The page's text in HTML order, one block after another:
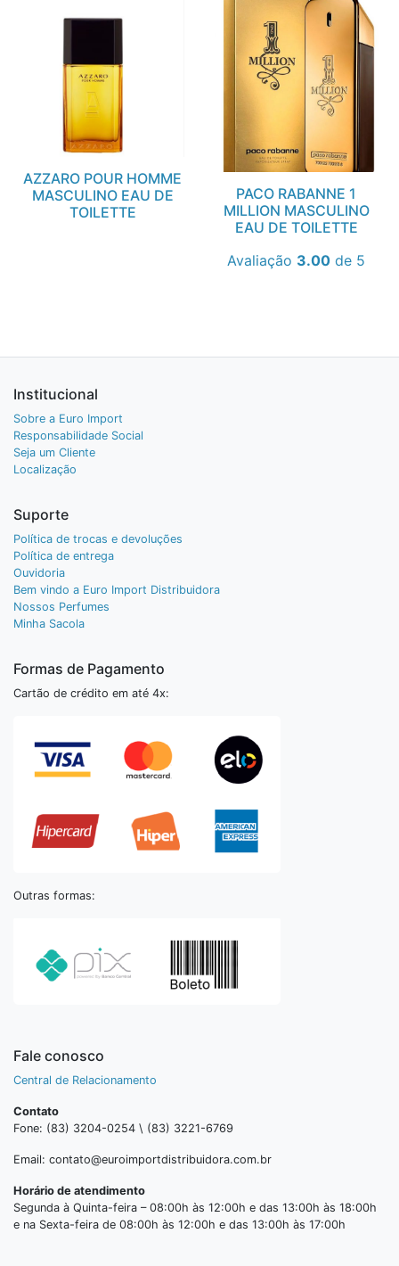
AZZARO POUR HOMME
MASCULINO EAU DE
TOILETTE
PACO RABANNE 1
MILLION MASCULINO
EAU DE TOILETTE
Avaliação 3.00 de 5
Institucional
Sobre a Euro Import
Responsabilidade Social
Seja um Cliente
Localização
Suporte
Política de trocas e devoluções
Política de entrega
Ouvidoria
Bem vindo a Euro Import Distribuidora
Nossos Perfumes
Minha Sacola
Formas de Pagamento
Cartão de crédito em até 4x:
Outras formas:
Fale conosco
Central de Relacionamento
Contato
Fone: (83) 3204-0254 \ (83) 3221-6769
Email: contato@euroimportdistribuidora.com.br
Horário de atendimento
Segunda à Quinta-feira – 08:00h às 12:00h e das 13:00h às 18:00h
e na Sexta-feira de 08:00h às 12:00h e das 13:00h às 17:00h